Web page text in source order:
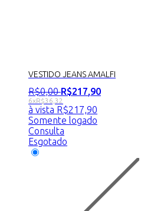
VESTIDO JEANS AMALFI
R$0,00 R$217 90
6xR$36,32
à vista R$217,90
Somente logado
Consulta
Esgotado